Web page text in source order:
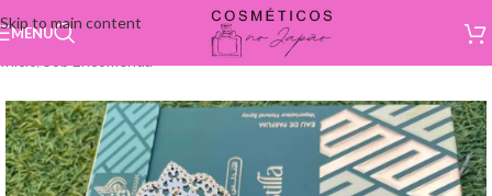
Skip to main content
MENU